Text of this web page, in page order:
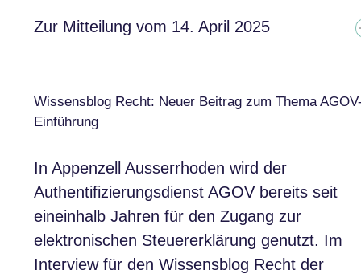
Zur Mitteilung vom 14. April 2025
Wissensblog Recht: Neuer Beitrag zum Thema
Einführung
In Appenzell Ausserrhoden wird der
Authentifizierungsdienst AGOV bereits seit
eineinhalb Jahren für den Zugang zur
elektronischen Steuererklärung genutzt. Im
Interview für den Wissensblog Recht der